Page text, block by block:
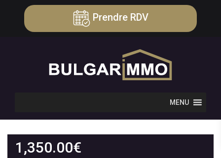
Prendre RDV
MENU
1,350.00€